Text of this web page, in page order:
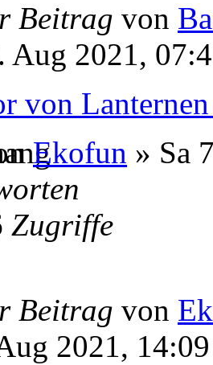
Beitrag von
Aug 2021,
von
Ekofun » Sa
Zugriffe
Beitrag von
2021, 14:09